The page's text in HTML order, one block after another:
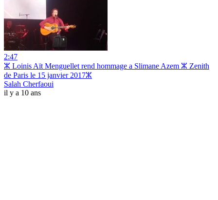
2:47
ⵣ Loinis Aït Menguellet rend hommage a Slimane Azem ⵣ Zenith
de Paris le 15 janvier 2017ⵣ
Salah Cherfaoui
il y a 10 ans